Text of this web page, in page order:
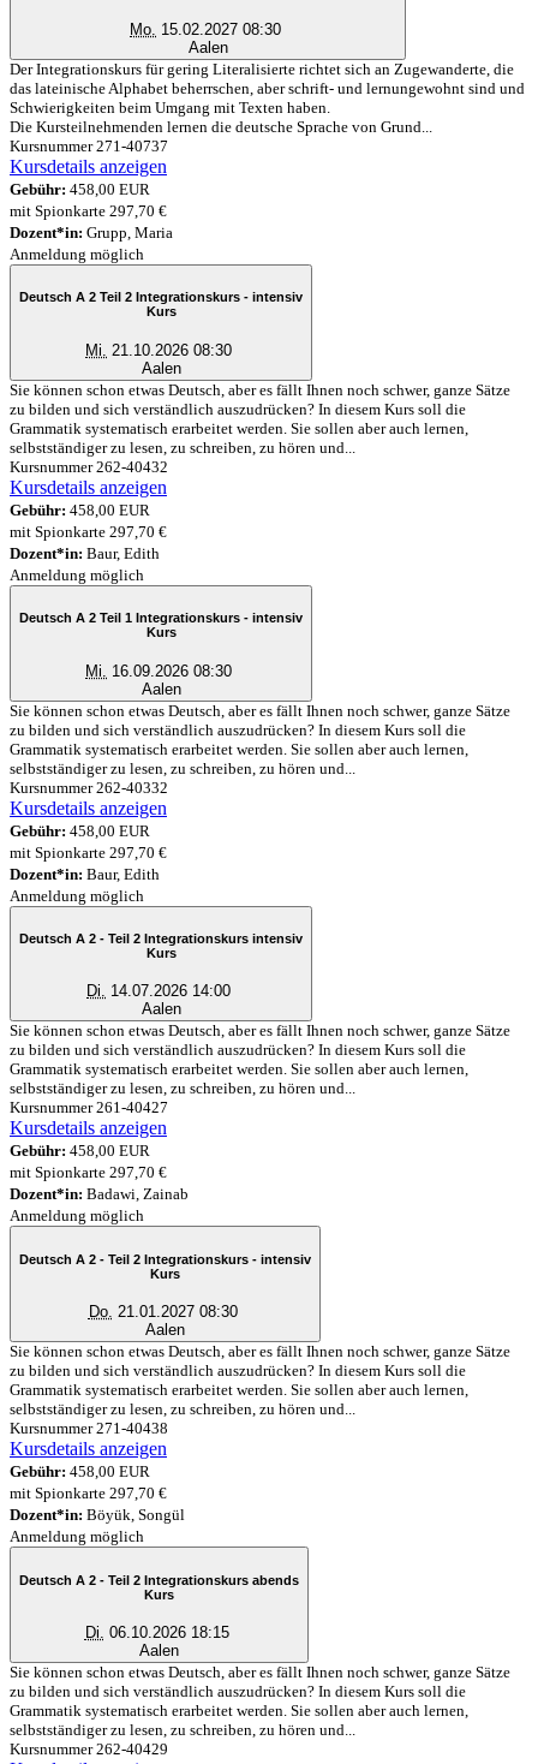
Mo. 15.02.2027 08:30
Aalen
Der Integrationskurs für gering Literalisierte richtet sich an Zugewanderte, die
das lateinische Alphabet beherrschen, aber schrift- und lernungewohnt sind und
Schwierigkeiten beim Umgang mit Texten haben.
Die Kursteilnehmenden lernen die deutsche Sprache von Grund...
Kursnummer 271-40737
Kursdetails anzeigen
Gebühr: 458,00 EUR
mit Spionkarte 297,70 €
Dozent*in: Grupp, Maria
Anmeldung möglich
Deutsch A 2 Teil 2 Integrationskurs - intensiv
Kurs
Mi.
21.10.2026 08:30
Aalen
Sie können schon etwas Deutsch, aber es fällt Ihnen noch schwer, ganze Sätze
zu bilden und sich verständlich auszudrücken? In diesem Kurs soll die
Grammatik systematisch erarbeitet werden. Sie sollen aber auch lernen,
selbstständiger zu lesen, zu schreiben, zu hören und...
Kursnummer 262-40432
Kursdetails anzeigen
Gebühr: 458,00 EUR
mit Spionkarte 297,70 €
Dozent*in: Baur, Edith
Anmeldung möglich
Deutsch A 2 Teil 1 Integrationskurs - intensiv
Kurs
Mi.
16.09.2026 08:30
Aalen
Sie können schon etwas Deutsch, aber es fällt Ihnen noch schwer, ganze Sätze
zu bilden und sich verständlich auszudrücken? In diesem Kurs soll die
Grammatik systematisch erarbeitet werden. Sie sollen aber auch lernen,
selbstständiger zu lesen, zu schreiben, zu hören und...
Kursnummer 262-40332
Kursdetails anzeigen
Gebühr: 458,00 EUR
mit Spionkarte 297,70 €
Dozent*in: Baur, Edith
Anmeldung möglich
Deutsch A 2 - Teil 2 Integrationskurs intensiv
Kurs
Di. 14.07.2026 14:00
Aalen
Sie können schon etwas Deutsch, aber es fällt Ihnen noch schwer, ganze Sätze
zu bilden und sich verständlich auszudrücken? In diesem Kurs soll die
Grammatik systematisch erarbeitet werden. Sie sollen aber auch lernen,
selbstständiger zu lesen, zu schreiben, zu hören und...
Kursnummer 261-40427
Kursdetails anzeigen
Gebühr: 458,00 EUR
mit Spionkarte 297,70 €
Dozent*in: Badawi, Zainab
Anmeldung möglich
Deutsch A 2 - Teil 2 Integrationskurs - intensiv
Kurs
Do. 21.01.2027 08:30
Aalen
Sie können schon etwas Deutsch, aber es fällt Ihnen noch schwer, ganze Sätze
zu bilden und sich verständlich auszudrücken? In diesem Kurs soll die
Grammatik systematisch erarbeitet werden. Sie sollen aber auch lernen,
selbstständiger zu lesen, zu schreiben, zu hören und...
Kursnummer 271-40438
Kursdetails anzeigen
Gebühr: 458,00 EUR
mit Spionkarte 297,70 €
Dozent*in: Böyük, Songül
Anmeldung möglich
Deutsch A 2 - Teil 2 Integrationskurs abends
Kurs
Di. 06.10.2026 18:15
Aalen
Sie können schon etwas Deutsch, aber es fällt Ihnen noch schwer, ganze Sätze
zu bilden und sich verständlich auszudrücken? In diesem Kurs soll die
Grammatik systematisch erarbeitet werden. Sie sollen aber auch lernen,
selbstständiger zu lesen, zu schreiben, zu hören und...
Kursnummer 262-40429